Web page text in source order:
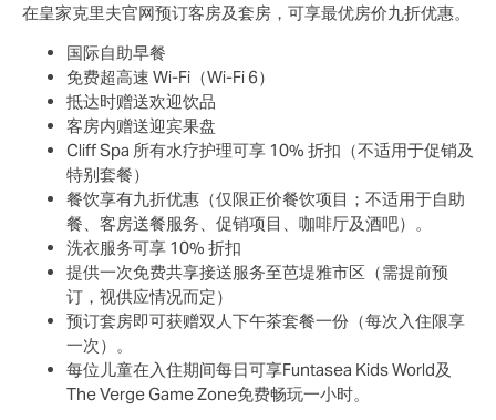
在皇家克里夫官网预订客房及套房，可享最优房价九折优惠。
国际自助早餐
免费超高速 Wi-Fi（Wi-Fi 6）
抵达时赠送欢迎饮品
客房内赠送迎宾果盘
Cliff Spa 所有水疗护理可享 10% 折扣（不适用于促销及
特别套餐）
餐饮享有九折优惠（仅限正价餐饮项目；不适用于自助
餐、客房送餐服务、促销项目、咖啡厅及酒吧）。
洗衣服务可享 10% 折扣
提供一次免费共享接送服务至芭堤雅市区（需提前预
订，视供应情况而定）
预订套房即可获赠双人下午茶套餐一份（每次入住限享
一次）。
每位儿童在入住期间每日可享Funtasea Kids World及
The Verge Game Zone免费畅玩一小时。